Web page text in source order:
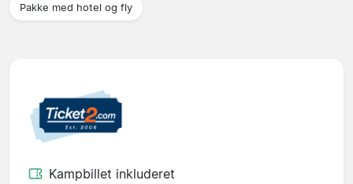
Pakke med hotel og fly
Kampbillet inkluderet